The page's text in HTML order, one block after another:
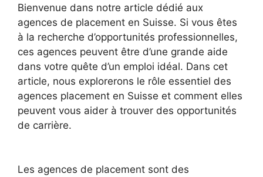
Bienvenue dans notre article dédié aux
agences de placement en Suisse. Si vous êtes
à la recherche d’opportunités professionnelles,
ces agences peuvent être d’une grande aide
dans votre quête d’un emploi idéal. Dans cet
article, nous explorerons le rôle essentiel des
agences placement en Suisse et comment elles
peuvent vous aider à trouver des opportunités
de carrière.
Les agences de placement sont des